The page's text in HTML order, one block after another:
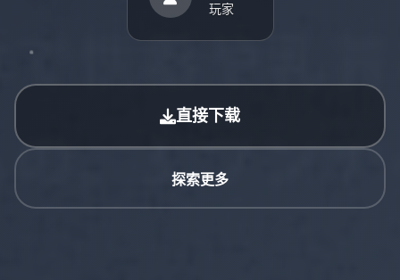
玩家
直接下载
探索更多